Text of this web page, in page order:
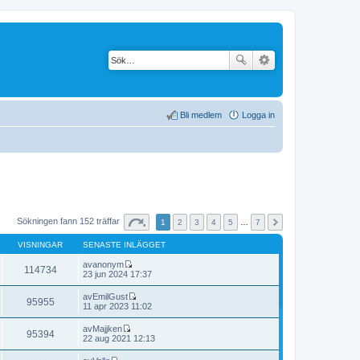
Logga in
Bli medlem
Sökningen fann 152 träffar 1 2 3 4 5 7
VISNINGAR SENASTE INLÄGGET
114734 avanonym
G
t
i
l
l
e
t
23 jun 2024 17:37
95955 avEmilGust
G
l
l
11 apr 2023 11:02
95394 avMajjken
G
22 aug 2021 12:13